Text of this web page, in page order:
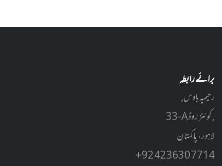
برائے رابطہ
رحیمیہ ہاوس,
33-A کوئنز روڈ ,
لاہور، پاکستان
+92 42 3630 7714